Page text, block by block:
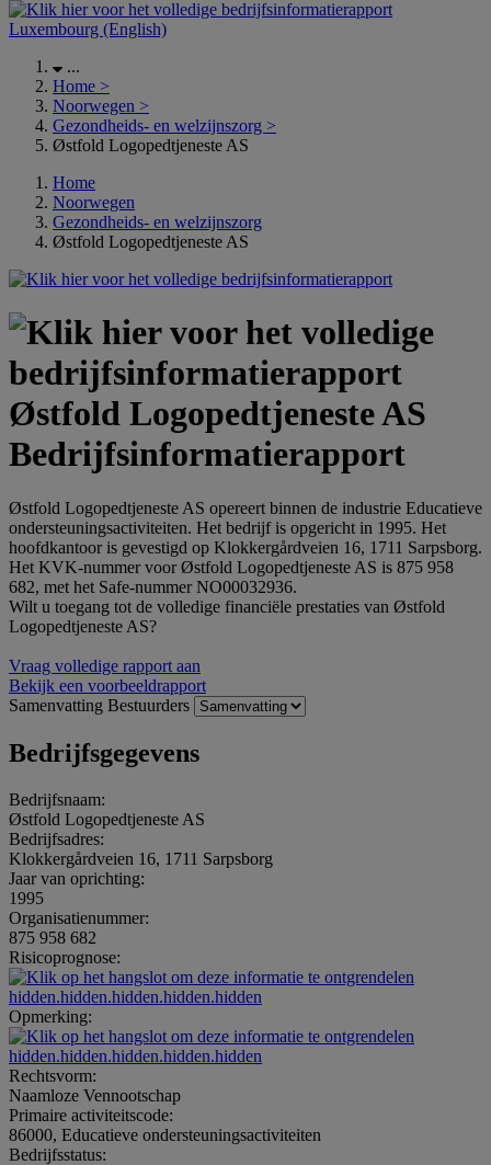
Luxembourg (English)
...
Home >
Noorwegen >
Gezondheids- en welzijnszorg >
Østfold Logopedtjeneste AS
Home
Noorwegen
Gezondheids- en welzijnszorg
Østfold Logopedtjeneste AS
Østfold Logopedtjeneste AS
Bedrijfsinformatierapport
Østfold Logopedtjeneste AS opereert binnen de industrie Educatieve
ondersteuningsactiviteiten. Het bedrijf is opgericht in 1995. Het
hoofdkantoor is gevestigd op Klokkergårdveien 16, 1711 Sarpsborg.
Het KVK-nummer voor Østfold Logopedtjeneste AS is 875 958
682, met het Safe-nummer NO00032936.
Wilt u toegang tot de volledige financiële prestaties van Østfold
Logopedtjeneste AS?
Vraag volledige rapport aan
Bekijk een voorbeeldrapport
Samenvatting Bestuurders
Bedrijfsgegevens
Bedrijfsnaam:
Østfold Logopedtjeneste AS
Bedrijfsadres:
Klokkergårdveien 16, 1711 Sarpsborg
Jaar van oprichting:
1995
Organisatienummer:
875 958 682
Risicoprognose:
hidden.hidden.hidden.hidden.hidden
Opmerking:
hidden.hidden.hidden.hidden.hidden
Rechtsvorm:
Naamloze Vennootschap
Primaire activiteitscode:
86000, Educatieve ondersteuningsactiviteiten
Bedrijfsstatus: